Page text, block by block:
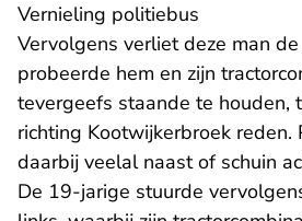
Vernieling politiebus
Vervolgens verliet deze man
probeerde hem en zijn
tevergeefs staande te houden,
richting Kootwijkerbroek reden.
daarbij veelal naast of schuin
De 19-jarige stuurde